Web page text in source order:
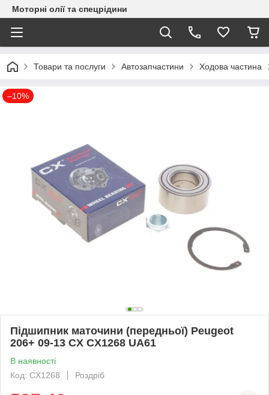
Моторні олії та спецрідини
Товари та послуги Автозапчастини Ходова частина
–10%
Підшипник маточини (передньої) Peugeot
206+ 09-13 CX CX1268 UA61
В наявності
Код: CX1268
Роздріб